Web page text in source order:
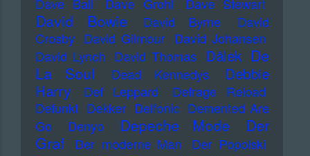
Dave Ball
Dave Grohl Dave Stewart
David Bowie David Byrne
David
Crosby David Gilmour David Johansen
David Lynch David Thomas Dälek De
La Soul
Dead Kennedys
Debbie
Harry
Def Leppard
Defrage Reload
Defunkt Dekker Delfonic Demented Are
Go
Denyo Depeche Mode
Der
Graf
Der moderne Man
Der Popolski